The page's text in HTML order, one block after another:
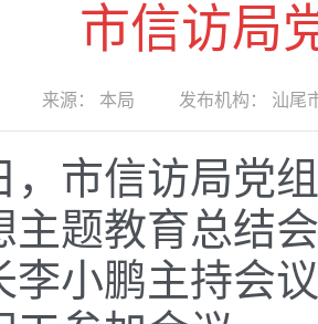
市信访局
来源： 本局 发布机构： 汕尾
信访局党组
主题教育总结
李小鹏主持会